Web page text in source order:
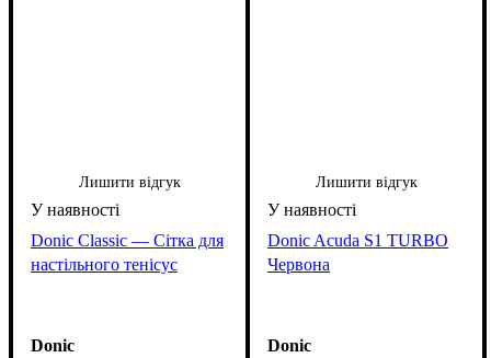
Лишити відгук
Donic Classic — Сітка для
настільного тенісуc
Donic
Лишити відгук
Donic Acuda S1 TURBO
Червона
Donic